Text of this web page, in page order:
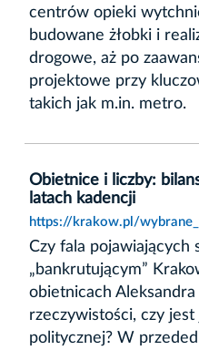
centrów opieki
budowane żłobki i
drogowe, aż po
projektowe przy
takich jak m.in. metro.
Obietnice i liczby:
latach kadencji
https://krakow.pl/
Czy fala pojawiających
„bankrutującym”
obietnicach
rzeczywistości, czy
politycznej? W